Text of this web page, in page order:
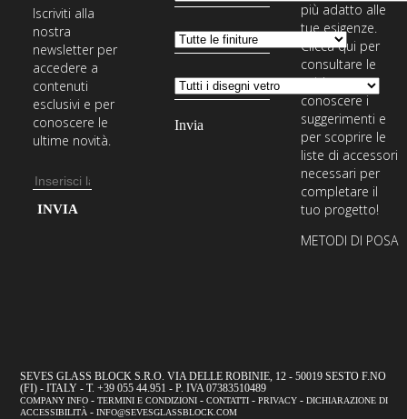
Iscriviti alla
nostra
newsletter per
accedere a
contenuti
esclusivi e per
conoscere le
ultime novità.
Indirizzo
email
Inserisci
alla
nostra
più adatto alle
tue esigenze.
Clicca qui per
consultare le
guide,
conoscere i
suggerimenti e
per scoprire le
liste di accessori
necessari per
completare il
tuo progetto!
METODI DI POSA
SEVES GLASS BLOCK S.R.O. VIA DELLE ROBINIE, 12 - 50019 SESTO F.NO
(FI) - ITALY - T. +39 055 44.951 - P. IVA 07383510489
COMPANY INFO -TERMINI E CONDIZIONI -CONTATTI -PRIVACY -DICHIARAZIONE DI
ACCESSIBILITÀ -INFO@SEVESGLASSBLOCK.COM